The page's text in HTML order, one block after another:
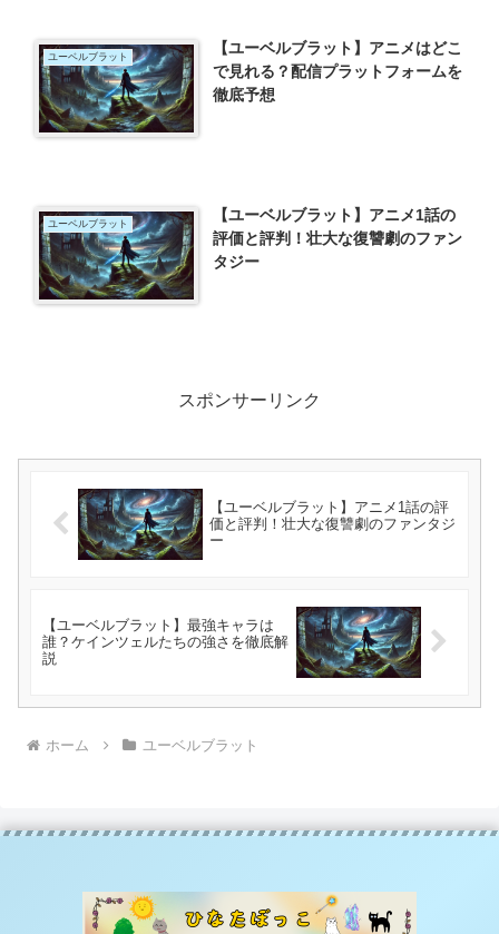
ユーベルブラット
【ユーベルブラット】アニメはどこ
で見れる？配信プラットフォームを
徹底予想
ユーベルブラット
【ユーベルブラット】アニメ1話の
評価と評判！壮大な復讐劇のファン
タジー
スポンサーリンク
【ユーベルブラット】アニメ1話の評
価と評判！壮大な復讐劇のファンタジ
ー
【ユーベルブラット】最強キャラは
誰？ケインツェルたちの強さを徹底解
説
ホーム ユーベルブラット